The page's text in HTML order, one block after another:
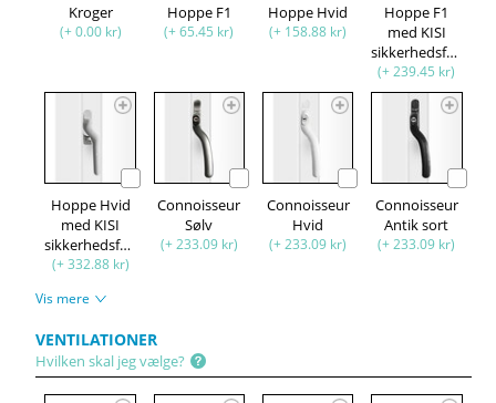
Kroger
(+ 0.00 kr)
Hoppe F1
(+ 65.45 kr)
Hoppe Hvid
(+ 158.88 kr)
Hoppe F1
med KISI
sikkerhedsfunktion
(+ 239.45 kr)
Hoppe Hvid
med KISI
sikkerhedsfunktion
(+ 332.88 kr)
Connoisseur
Sølv
(+ 233.09 kr)
Connoisseur
Hvid
(+ 233.09 kr)
Connoisseur
Antik sort
(+ 233.09 kr)
Vis mere
VENTILATIONER
Hvilken skal jeg vælge?